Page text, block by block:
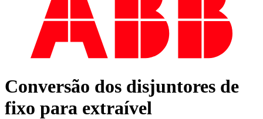
Conversão dos disjuntores de
fixo para extraível